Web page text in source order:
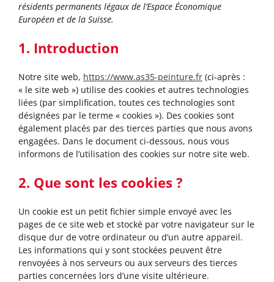
résidents permanents légaux de l’Espace Économique
Européen et de la Suisse.
1. Introduction
Notre site web, https://www.as35-peinture.fr (ci-après :
« le site web ») utilise des cookies et autres technologies
liées (par simplification, toutes ces technologies sont
désignées par le terme « cookies »). Des cookies sont
également placés par des tierces parties que nous avons
engagées. Dans le document ci-dessous, nous vous
informons de l’utilisation des cookies sur notre site web.
2. Que sont les cookies ?
Un cookie est un petit fichier simple envoyé avec les
pages de ce site web et stocké par votre navigateur sur le
disque dur de votre ordinateur ou d’un autre appareil.
Les informations qui y sont stockées peuvent être
renvoyées à nos serveurs ou aux serveurs des tierces
parties concernées lors d’une visite ultérieure.